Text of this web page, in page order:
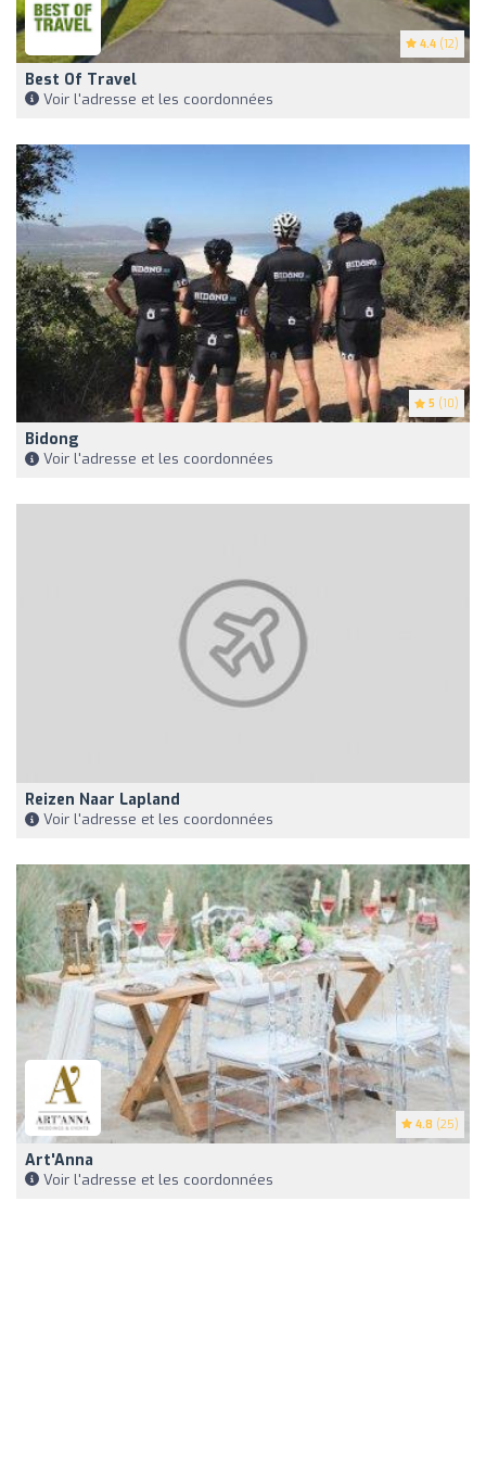
4.4 (12)
Best Of Travel
Voir l'adresse et les coordonnées
5 (10)
Bidong
Voir l'adresse et les coordonnées
Reizen Naar Lapland
Voir l'adresse et les coordonnées
4.8 (25)
Art'Anna
Voir l'adresse et les coordonnées